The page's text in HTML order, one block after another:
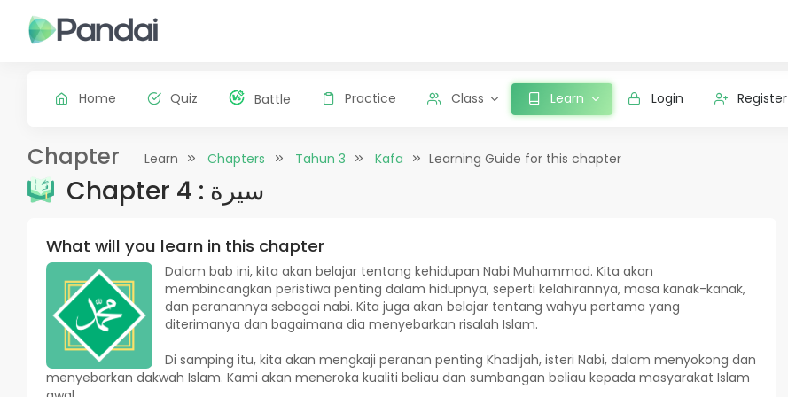
Home Quiz Battle Practice Class Learn Login Register
Chapter Learn Chapters Tahun 3 Kafa Learning Guide for this chapter
Chapter 4 : سيرة
What will you learn in this chapter
Dalam bab ini, kita akan belajar tentang kehidupan Nabi Muhammad. Kita akan
membincangkan peristiwa penting dalam hidupnya, seperti kelahirannya, masa kanak-kanak,
dan peranannya sebagai nabi. Kita juga akan belajar tentang wahyu pertama yang
diterimanya dan bagaimana dia menyebarkan risalah Islam.
Di samping itu, kita akan mengkaji peranan penting Khadijah, isteri Nabi, dalam menyokong dan
menyebarkan dakwah Islam. Kami akan meneroka kualiti beliau dan sumbangan beliau kepada masyarakat Islam